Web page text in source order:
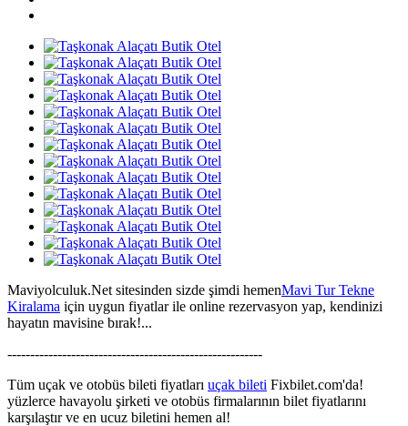
Maviyolculuk.Net sitesinden sizde şimdi hemenMavi Tur Tekne
Kiralama için uygun fiyatlar ile online rezervasyon yap, kendinizi
hayatın mavisine bırak!...
--------------------------------------------------------
Tüm uçak ve otobüs bileti fiyatları uçak bileti Fixbilet.com'da!
yüzlerce havayolu şirketi ve otobüs firmalarının bilet fiyatlarını
karşılaştır ve en ucuz biletini hemen al!